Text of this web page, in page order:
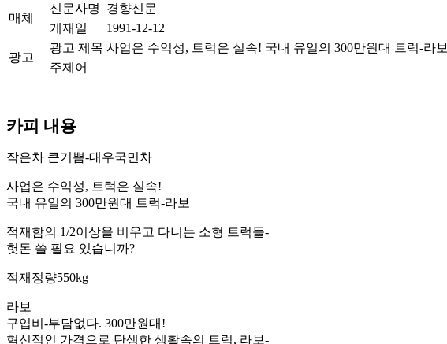
매체
신문사명
경향신문
게재일
1991-12-12
광고
광고 제목 사업은 수익성, 트럭은 실속! 국내 유일의 300만원대 트럭-라보
주제어
카피 내용
작은차 큰기쁨-대우국민차
사업은 수익성, 트럭은 실속!
국내 유일의 300만원대 트럭-라보
적재함의 1/2이상을 비우고 다니는 소형 트럭들-
헛돈 쓸 필요 있습니까?
적재정량550kg
라보
구입비-부담없다. 300만원대!
혁신적인 가격으로 탄생한 생활속의 트럭, 라보-